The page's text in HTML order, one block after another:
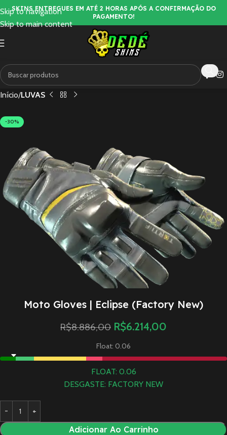
Skip to navigation
Skip to main content
SKINS ENTREGUES EM ATÉ 2 HORAS APÓS A CONFIRMAÇÃO DO
PAGAMENTO!
Início LUVAS
-30%
Moto Gloves | Eclipse (Factory New)
R$8.886,00 R$6.214,00
Float: 0.06
FLOAT: 0.06
DESGASTE: FACTORY NEW
Adicionar Ao Carrinho